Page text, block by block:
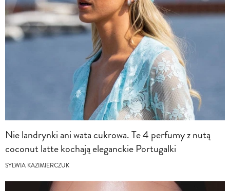
Nie landrynki ani wata cukrowa. Te 4 perfumy z nutą
coconut latte kochają eleganckie Portugalki
SYLWIA KAZIMIERCZUK